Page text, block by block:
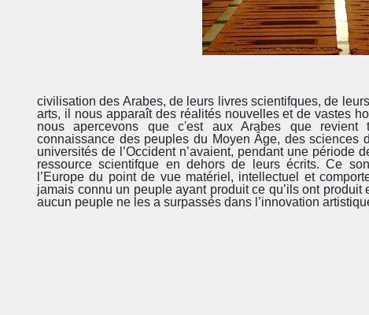
civilisation des Arabes, de leurs livres scientifques, de
arts, il nous apparaît des réalités nouvelles et de vastes
nous apercevons que c'est aux Arabes que
connaissance des peuples du Moyen Âge, des sciences
universités de l’Occident n’avaient, pendant une période
ressource scientifque en dehors de leurs écrits. Ce
l’Europe du point de vue matériel, intellectuel et
jamais connu un peuple ayant produit ce qu’ils ont produit
aucun peuple ne les a surpassés dans l’innovation